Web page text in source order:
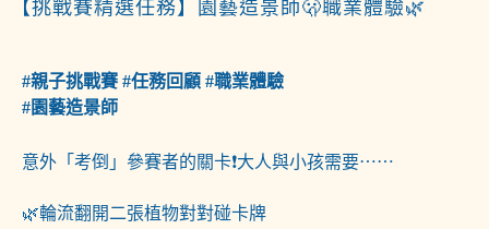
【挑戰賽精選任務】園藝造景師🫢職業體驗🌿
#親子挑戰賽 #任務回顧 #職業體驗
#園藝造景師
意外「考倒」參賽者的關卡❗大人與小孩需要⋯⋯
🌿輪流翻開二張植物對對碰卡牌